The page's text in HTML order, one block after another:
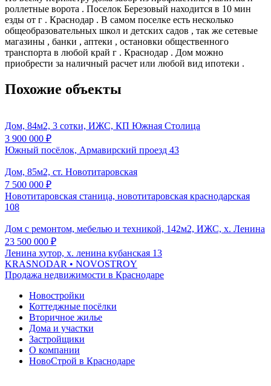
роллетные ворота . Поселок Березовый находится в 10 мин
езды от г . Краснодар . В самом поселке есть несколько
общеобразовательных школ и детских садов , так же сетевые
магазины , банки , аптеки , остановки общественного
транспорта в любой край г . Краснодар . Дом можно
приобрести за наличный расчет или любой вид ипотеки .
Похожие объекты
Дом, 84м2, 3 сотки, ИЖС, КП Южная Столица
3 900 000 ₽
Южный посёлок, Армавирский проезд 43
Дом, 85м2, ст. Новотитаровская
7 500 000 ₽
Новотитаровская станица, новотитаровская краснодарская
108
Дом с ремонтом, мебелью и техникой, 142м2, ИЖС, х. Ленина
23 500 000 ₽
Ленина хутор, х. ленина кубанская 13
KRASNODAR • NOVOSTROY
Продажа недвижимости в Краснодаре
Новостройки
Коттеджные посёлки
Вторичное жилье
Дома и участки
Застройщики
О компании
НовоСтрой в Краснодаре